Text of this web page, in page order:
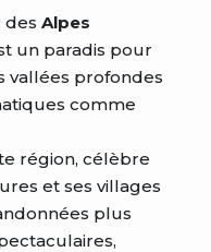
Alpes
un paradis pour
vallées profondes
comme
région, célèbre
et ses villages
plus